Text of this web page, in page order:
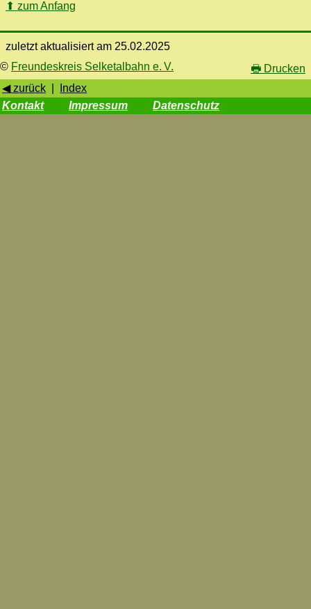
⬆ zum Anfang
zuletzt aktualisiert am 25.02.2025
© Freundeskreis Selketalbahn e. V. 🖶 Drucken
◀ zurück
Index
Kontakt
Impressum Datenschutz